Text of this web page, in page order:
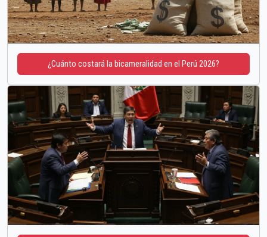
¿Cuánto costará la bicameralidad en el Perú 2026?